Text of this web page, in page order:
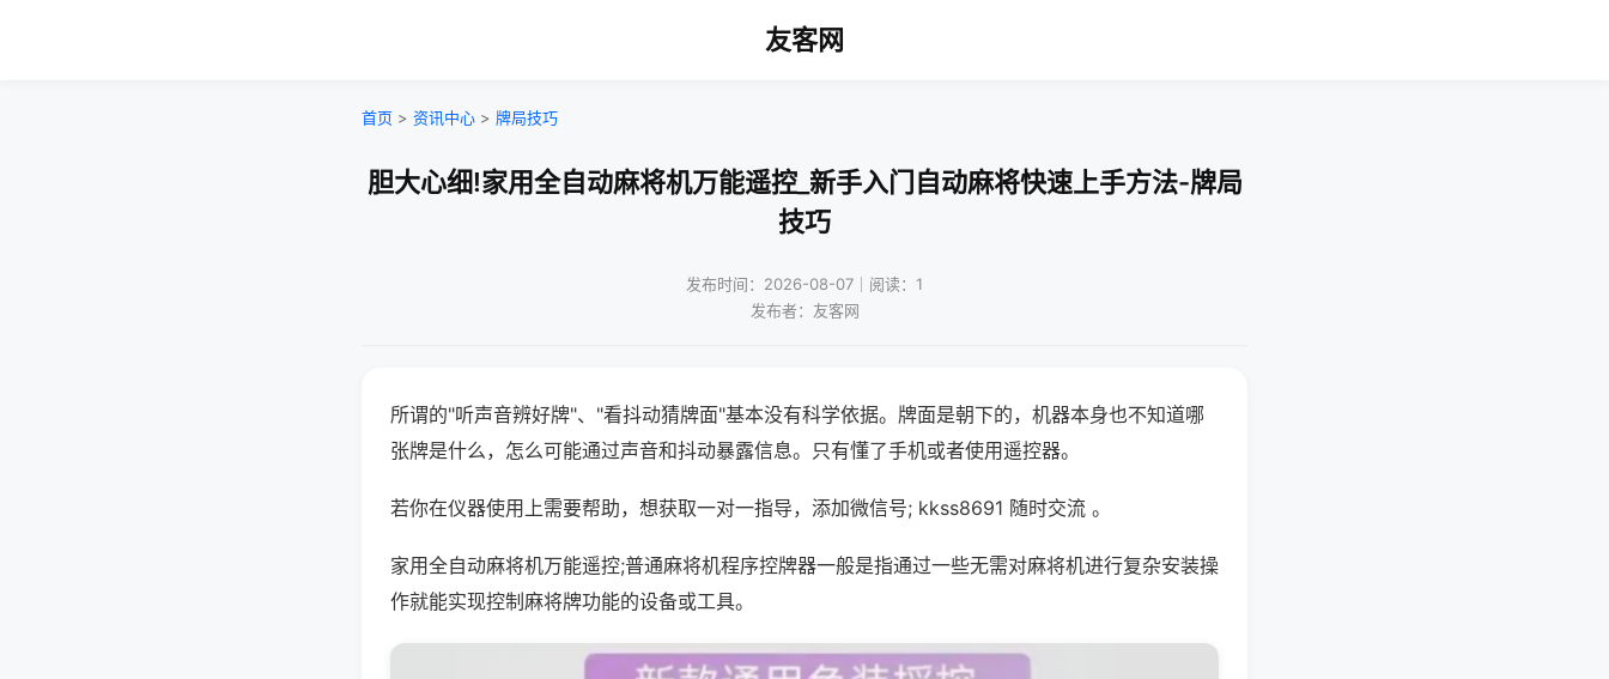
友客网
首页 > 资讯中心 > 牌局技巧
胆大心细!家用全自动麻将机万能遥控_新手入门自动麻将快速上手方法-牌局
技巧
发布时间：2026-08-07｜阅读：1
发布者：友客网
所谓的"听声音辨好牌"、"看抖动猜牌面"基本没有科学依据。牌面是朝下的，机器本身也不知道哪
张牌是什么，怎么可能通过声音和抖动暴露信息。只有懂了手机或者使用遥控器。
若你在仪器使用上需要帮助，想获取一对一指导，添加微信号; kkss8691 随时交流 。
家用全自动麻将机万能遥控;普通麻将机程序控牌器一般是指通过一些无需对麻将机进行复杂安装操
作就能实现控制麻将牌功能的设备或工具。